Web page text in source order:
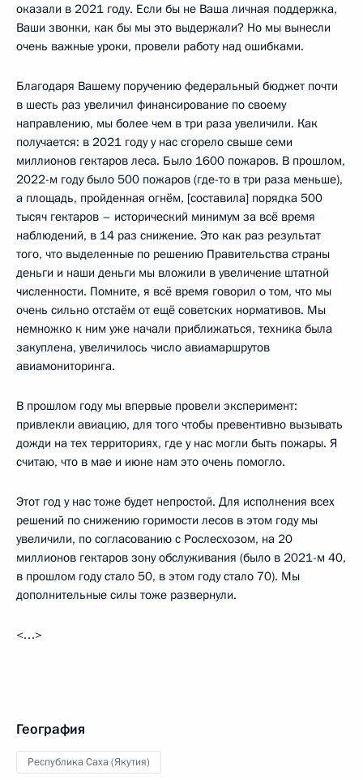
оказали в 2021 году. Если бы не Ваша личная поддержка,
Ваши звонки, как бы мы это выдержали? Но мы вынесли
очень важные уроки, провели работу над ошибками.
Благодаря Вашему поручению федеральный бюджет почти
в шесть раз увеличил финансирование по своему
направлению, мы более чем в три раза увеличили. Как
получается: в 2021 году у нас сгорело свыше семи
миллионов гектаров леса. Было 1600 пожаров. В прошлом,
2022-м году было 500 пожаров (где-то в три раза меньше),
а площадь, пройденная огнём, [составила] порядка 500
тысяч гектаров – исторический минимум за всё время
наблюдений, в 14 раз снижение. Это как раз результат
того, что выделенные по решению Правительства страны
деньги и наши деньги мы вложили в увеличение штатной
численности. Помните, я всё время говорил о том, что мы
очень сильно отстаём от ещё советских нормативов. Мы
немножко к ним уже начали приближаться, техника была
закуплена, увеличилось число авиамаршрутов
авиамониторинга.
В прошлом году мы впервые провели эксперимент:
привлекли авиацию, для того чтобы превентивно вызывать
дожди на тех территориях, где у нас могли быть пожары. Я
считаю, что в мае и июне нам это очень помогло.
Этот год у нас тоже будет непростой. Для исполнения всех
решений по снижению горимости лесов в этом году мы
увеличили, по согласованию с Рослесхозом, на 20
миллионов гектаров зону обслуживания (было в 2021-м 40,
в прошлом году стало 50, в этом году стало 70). Мы
дополнительные силы тоже развернули.
<…>
География
Республика Саха (Якутия)